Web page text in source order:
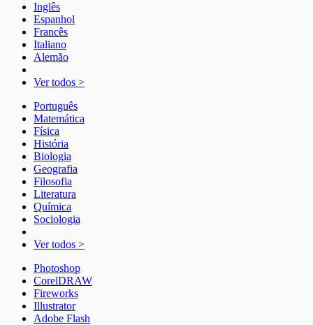
Inglês
Espanhol
Francês
Italiano
Alemão
Ver todos >
Português
Matemática
Física
História
Biologia
Geografia
Filosofia
Literatura
Química
Sociologia
Ver todos >
Photoshop
CorelDRAW
Fireworks
Illustrator
Adobe Flash